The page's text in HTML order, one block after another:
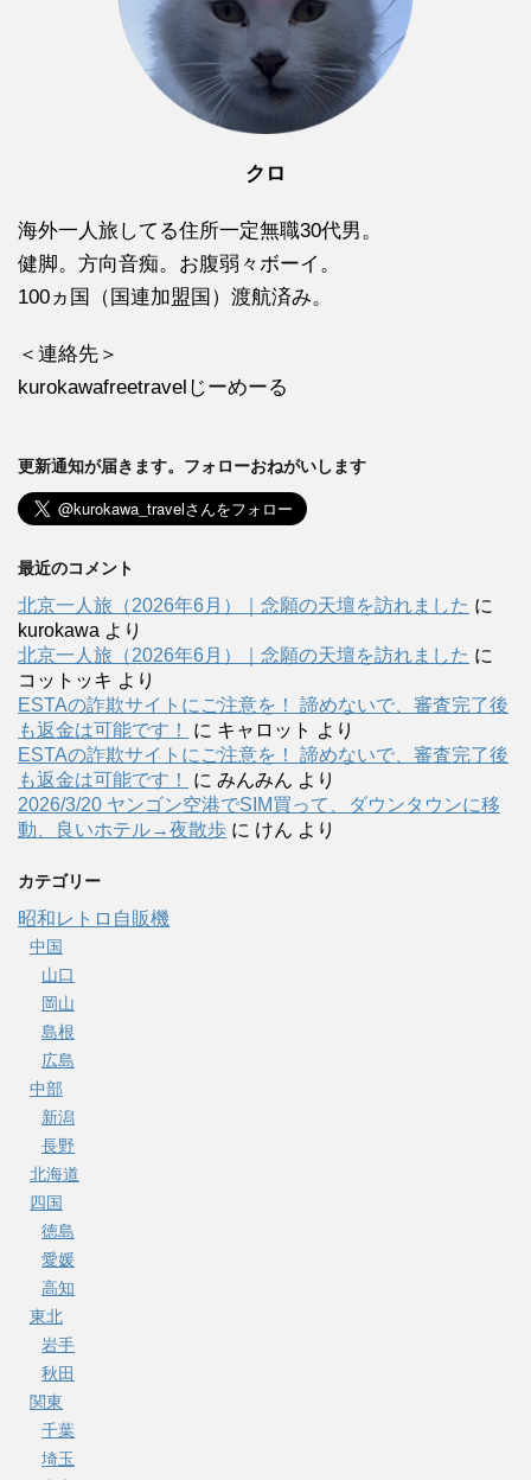
クロ
海外一人旅してる住所一定無職30代男。
健脚。方向音痴。お腹弱々ボーイ。
100ヵ国（国連加盟国）渡航済み。
＜連絡先＞
kurokawafreetravelじーめーる
更新通知が届きます。フォローおねがいします
最近のコメント
北京一人旅（2026年6月）｜念願の天壇を訪れました に
kurokawa より
北京一人旅（2026年6月）｜念願の天壇を訪れました に
コットッキ より
ESTAの詐欺サイトにご注意を！ 諦めないで、審査完了後
も返金は可能です！
に キャロット より
ESTAの詐欺サイトにご注意を！ 諦めないで、審査完了後
も返金は可能です！
に みんみん より
2026/3/20 ヤンゴン空港でSIM買って、ダウンタウンに移
動、良いホテル→夜散歩 に けん より
カテゴリー
昭和レトロ自販機
中国
山口
岡山
島根
広島
中部
新潟
長野
北海道
四国
徳島
愛媛
高知
東北
岩手
秋田
関東
千葉
埼玉